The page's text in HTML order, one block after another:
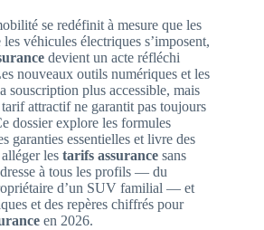
se redéfinit à mesure que les
véhicules électriques s’imposent,
devient un acte réfléchi
nouveaux outils numériques et les
souscription plus accessible, mais
attractif ne garantit pas toujours
dossier explore les formules
garanties essentielles et livre des
les tarifs assurance sans
à tous les profils — du
d’un SUV familial — et
et des repères chiffrés pour
en 2026.